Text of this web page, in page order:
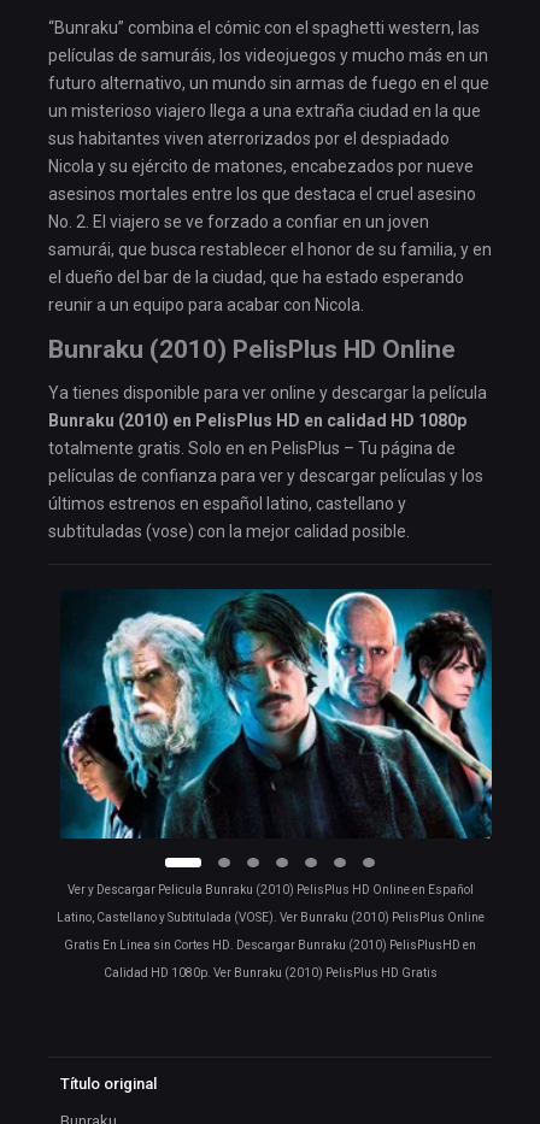
“Bunraku” combina el cómic con el spaghetti western, las
películas de samuráis, los videojuegos y mucho más en un
futuro alternativo, un mundo sin armas de fuego en el que
un misterioso viajero llega a una extraña ciudad en la que
sus habitantes viven aterrorizados por el despiadado
Nicola y su ejército de matones, encabezados por nueve
asesinos mortales entre los que destaca el cruel asesino
No. 2. El viajero se ve forzado a confiar en un joven
samurái, que busca restablecer el honor de su familia, y en
el dueño del bar de la ciudad, que ha estado esperando
reunir a un equipo para acabar con Nicola.
Bunraku (2010) PelisPlus HD Online
Ya tienes disponible para ver online y descargar la película
Bunraku (2010) en PelisPlus HD en calidad HD 1080p
totalmente gratis. Solo en en PelisPlus – Tu página de
películas de confianza para ver y descargar películas y los
últimos estrenos en español latino, castellano y
subtituladas (vose) con la mejor calidad posible.
Ver y Descargar Pelicula Bunraku (2010) PelisPlus HD Online en Español
Latino, Castellano y Subtitulada (VOSE). Ver Bunraku (2010) PelisPlus Online
Gratis En Linea sin Cortes HD. Descargar Bunraku (2010) PelisPlusHD en
Calidad HD 1080p. Ver Bunraku (2010) PelisPlus HD Gratis
Título original